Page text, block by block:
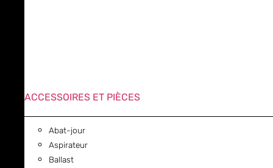
ACCESSOIRES ET PIÈCES
Abat-jour
Aspirateur
Ballast